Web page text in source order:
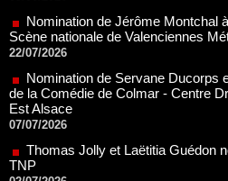
Nomination de Servane Ducorps
de la Comédie de Colmar - Centre
Est Alsace
Thomas Jolly et Laëtitia Guédon
TNP
02/07/2026
Fonds SACD Théâtre : les
23/06/2026